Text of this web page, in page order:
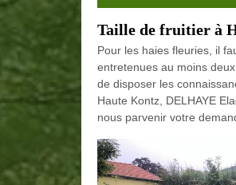
Taille de fruitier à
Pour les haies fleuries, il
entretenues au moins
de disposer les
Haute Kontz, DELHAYE
nous parvenir votre